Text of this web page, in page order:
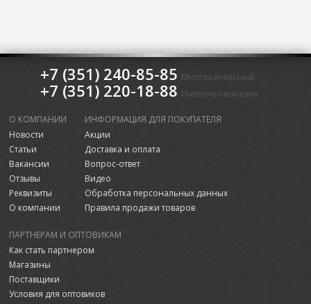
+7 (351) 240-85-85 Многоканальный
+7 (351) 220-18-88 Интернет-магазин
О КОМПАНИИ
Новости
Статьи
Вакансии
Отзывы
Реквизиты
О компании
ИНФОРМАЦИЯ ДЛЯ ПОКУПАТЕЛЯ
Акции
Доставка и оплата
Вопрос-ответ
Видео
Обработка персональных данных
Правила продажи товаров
ПАРТНЕРАМ И ОПТОВИКАМ
Как стать партнером
Магазины
Поставщики
Условия для оптовиков